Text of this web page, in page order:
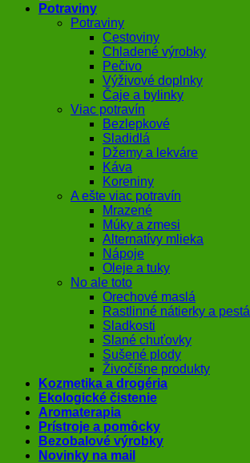
Potraviny
Potraviny
Cestoviny
Chladené výrobky
Pečivo
Výživové doplnky
Čaje a bylinky
Viac potravín
Bezlepkové
Sladidlá
Džemy a lekváre
Káva
Koreniny
A ešte viac potravín
Mrazené
Múky a zmesi
Alternatívy mlieka
Nápoje
Oleje a tuky
No ale toto
Orechové maslá
Rastlinné nátierky a pestá
Sladkosti
Slané chuťovky
Sušené plody
Živočíšne produkty
Kozmetika a drogéria
Ekologické čistenie
Aromaterapia
Prístroje a pomôcky
Bezobalové výrobky
Novinky na mail